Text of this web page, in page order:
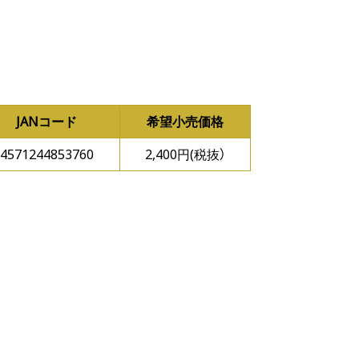
JANコード
希望小売価格
4571244853760
2,400円(税抜）